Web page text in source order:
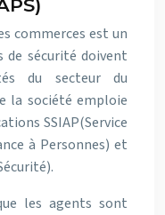
commerces est un
de sécurité doivent
du secteur du
la société emploie
SSIAP(Service
à Personnes) et
les agents sont